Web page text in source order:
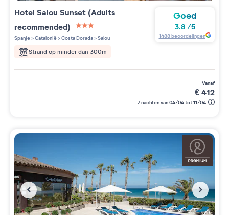
Hotel Salou Sunset (Adults
recommended)
3 étoiles sur 5
Spanje>Catalonië>Costa Dorada>Salou
Strand op minder dan 300m
Goed
3.8 /5
1488beoordelingen
vanaf
€412
7 nachten van 04/04 tot 11/04